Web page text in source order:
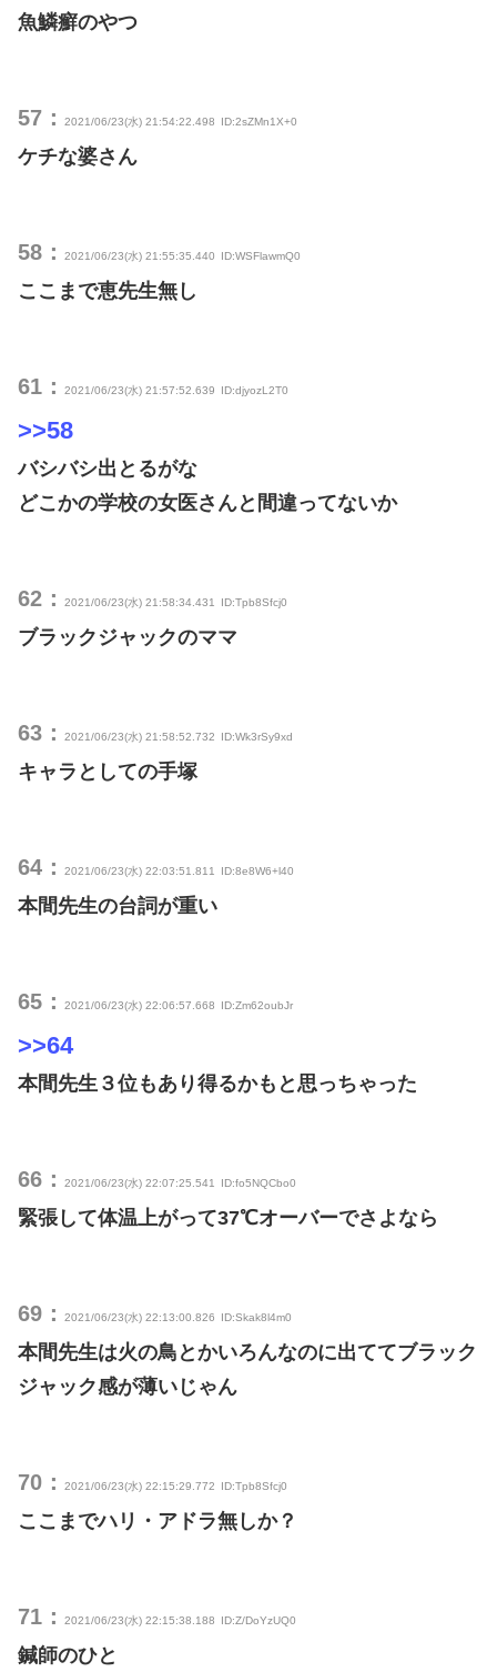
魚鱗癬のやつ
57： 2021/06/23(水) 21:54:22.498 ID:2sZMn1X+0
ケチな婆さん
58： 2021/06/23(水) 21:55:35.440 ID:WSFlawmQ0
ここまで恵先生無し
61： 2021/06/23(水) 21:57:52.639 ID:djyozL2T0
>>58
バシバシ出とるがな
どこかの学校の女医さんと間違ってないか
62： 2021/06/23(水) 21:58:34.431 ID:Tpb8Sfcj0
ブラックジャックのママ
63： 2021/06/23(水) 21:58:52.732 ID:Wk3rSy9xd
キャラとしての手塚
64： 2021/06/23(水) 22:03:51.811 ID:8e8W6+l40
本間先生の台詞が重い
65： 2021/06/23(水) 22:06:57.668 ID:Zm62oubJr
>>64
本間先生３位もあり得るかもと思っちゃった
66： 2021/06/23(水) 22:07:25.541 ID:fo5NQCbo0
緊張して体温上がって37℃オーバーでさよなら
69： 2021/06/23(水) 22:13:00.826 ID:Skak8l4m0
本間先生は火の鳥とかいろんなのに出ててブラック
ジャック感が薄いじゃん
70： 2021/06/23(水) 22:15:29.772 ID:Tpb8Sfcj0
ここまでハリ・アドラ無しか？
71： 2021/06/23(水) 22:15:38.188 ID:Z/DoYzUQ0
鍼師のひと